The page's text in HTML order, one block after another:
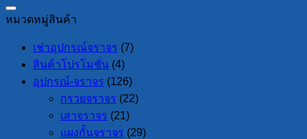
หมวดหมู่สินค้า
เช่าอุปกรณ์จราจร (7)
สินค้าโปรโมชั่น (4)
อุปกรณ์-จราจร (126)
กรวยจราจร (22)
เสาจราจร (21)
แผงกั้นจราจร (29)